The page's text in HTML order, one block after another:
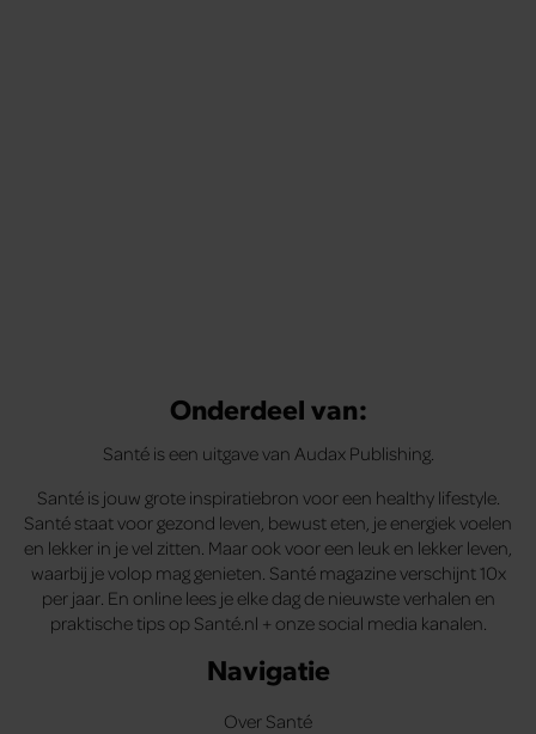
Onderdeel van:
Santé is een uitgave van Audax Publishing.
Santé is jouw grote inspiratiebron voor een healthy lifestyle.
Santé staat voor gezond leven, bewust eten, je energiek voelen
en lekker in je vel zitten. Maar ook voor een leuk en lekker leven,
waarbij je volop mag genieten. Santé magazine verschijnt 10x
per jaar. En online lees je elke dag de nieuwste verhalen en
praktische tips op Santé.nl + onze social media kanalen.
Navigatie
Over Santé